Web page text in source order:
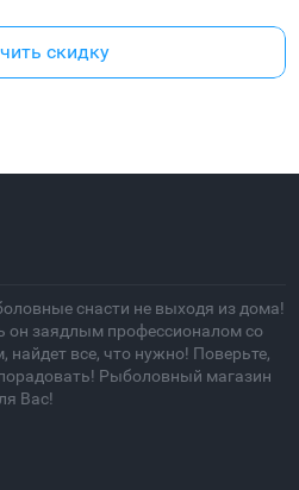
скидку
снасти не выходя из дома!
он заядлым профессионалом со
все, что нужно! Поверьте,
Рыболовный магазин
Вас!